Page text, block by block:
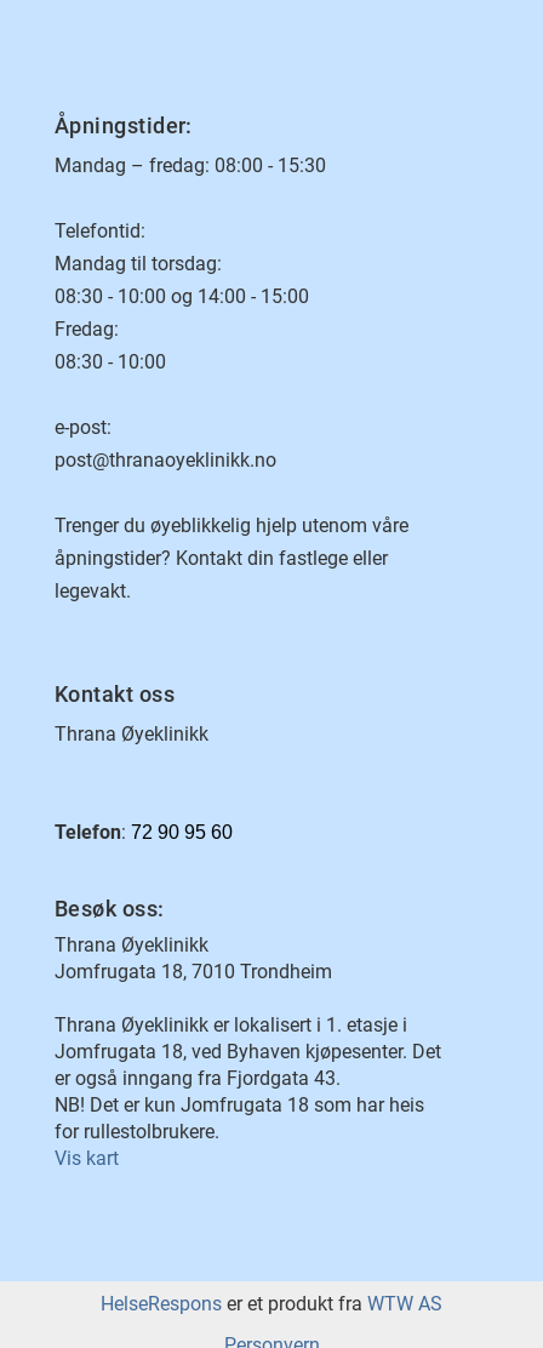
Åpningstider:
Mandag – fredag: 08:00 - 15:30
Telefontid:
Mandag til torsdag:
08:30 - 10:00 og 14:00 - 15:00
Fredag:
08:30 - 10:00
e-post:
post@thranaoyeklinikk.no
Trenger du øyeblikkelig hjelp utenom våre
åpningstider? Kontakt din fastlege eller
legevakt.
Kontakt oss
Thrana Øyeklinikk
Telefon: 72 90 95 60
Besøk oss:
Thrana Øyeklinikk
Jomfrugata 18, 7010 Trondheim
Thrana Øyeklinikk er lokalisert i 1. etasje i
Jomfrugata 18, ved Byhaven kjøpesenter. Det
er også inngang fra Fjordgata 43.
NB! Det er kun Jomfrugata 18 som har heis
for rullestolbrukere.
Vis kart
HelseRespons er et produkt fra WTW AS